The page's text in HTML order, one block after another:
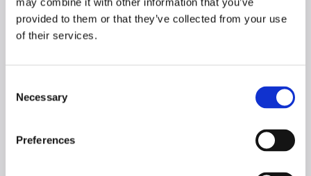
provided to them or that they’ve collected from your use
of their services.
Selection
Necessary
Preferences